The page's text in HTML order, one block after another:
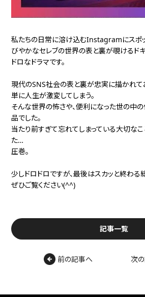
私たちの日常に溶け込むInstagramにスポ
びやかなセレブの世界の表と裏が覗けるドキ
ドロなドラマです。
現代のSNS社会の表と裏が忠実に描かれて
単に人生が激変してしまう。
そんな世界の怖さや、便利になった世の中
品でした。
当たり前すぎて忘れてしまっている大切なこ
た…
圧巻。
少しドロドロですが、最後はスカッと終わる
ぜひご覧ください(^^)
記事一覧
前の記事へ 次